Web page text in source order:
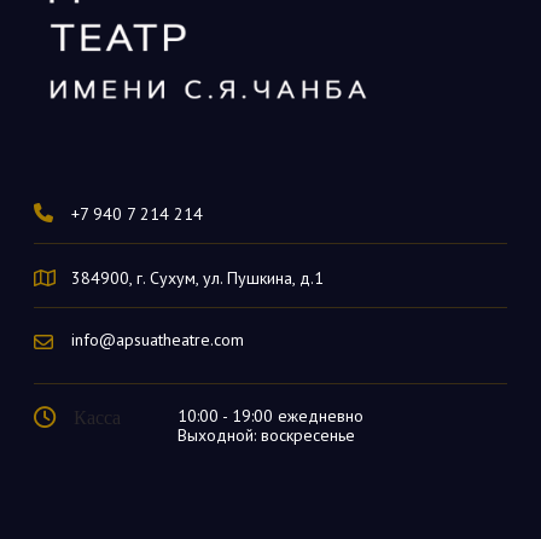
+7 940 7 214 214
384900, г. Сухум, ул. Пушкина, д.1
info@apsuatheatre.com
Касса
10:00 - 19:00 ежедневно
Выходной: воскресенье